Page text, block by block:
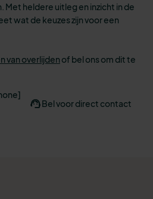
Met heldere uitleg en inzicht in de
wat de keuzes zijn voor een
van overlijden of bel ons om dit te
Bel voor direct contact